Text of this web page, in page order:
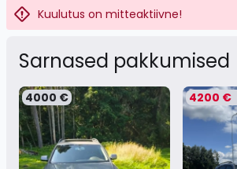
Kuulutus on mitteaktiivne!
Sarnased pakkumised
4000 € 4200 €